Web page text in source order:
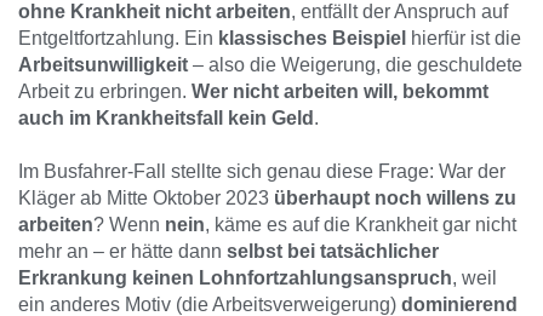
ohne Krankheit nicht arbeiten, entfällt der Anspruch auf
Entgeltfortzahlung. Ein klassisches Beispiel hierfür ist die
Arbeitsunwilligkeit – also die Weigerung, die geschuldete
Arbeit zu erbringen. Wer nicht arbeiten will, bekommt
auch im Krankheitsfall kein Geld .
Im Busfahrer-Fall stellte sich genau diese Frage: War der
Kläger ab Mitte Oktober 2023 überhaupt noch willens zu
arbeiten? Wenn nein, käme es auf die Krankheit gar nicht
mehr an – er hätte dann selbst bei tatsächlicher
Erkrankung keinen Lohnfortzahlungsanspruch, weil
ein anderes Motiv (die Arbeitsverweigerung) dominierend